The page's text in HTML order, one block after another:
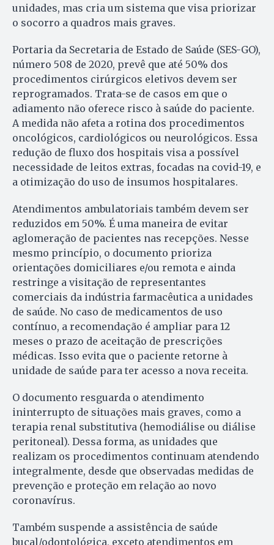
unidades, mas cria um sistema que visa priorizar
o socorro a quadros mais graves.
Portaria da Secretaria de Estado de Saúde (SES-GO),
número 508 de 2020, prevê que até 50% dos
procedimentos cirúrgicos eletivos devem ser
reprogramados. Trata-se de casos em que o
adiamento não oferece risco à saúde do paciente.
A medida não afeta a rotina dos procedimentos
oncológicos, cardiológicos ou neurológicos. Essa
redução de fluxo dos hospitais visa a possível
necessidade de leitos extras, focadas na covid-19, e
a otimização do uso de insumos hospitalares.
Atendimentos ambulatoriais também devem ser
reduzidos em 50%. É uma maneira de evitar
aglomeração de pacientes nas recepções. Nesse
mesmo princípio, o documento prioriza
orientações domiciliares e/ou remota e ainda
restringe a visitação de representantes
comerciais da indústria farmacêutica a unidades
de saúde. No caso de medicamentos de uso
contínuo, a recomendação é ampliar para 12
meses o prazo de aceitação de prescrições
médicas. Isso evita que o paciente retorne à
unidade de saúde para ter acesso a nova receita.
O documento resguarda o atendimento
ininterrupto de situações mais graves, como a
terapia renal substitutiva (hemodiálise ou diálise
peritoneal). Dessa forma, as unidades que
realizam os procedimentos continuam atendendo
integralmente, desde que observadas medidas de
prevenção e proteção em relação ao novo
coronavírus.
Também suspende a assistência de saúde
bucal/odontológica, exceto atendimentos em